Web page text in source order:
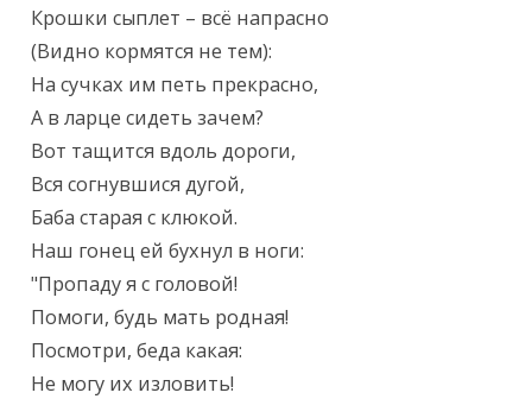
Крошки сыплет – всё напрасно
(Видно кормятся не тем):
На сучках им петь прекрасно,
А в ларце сидеть зачем?
Вот тащится вдоль дороги,
Вся согнувшися дугой,
Баба старая с клюкой.
Наш гонец ей бухнул в ноги:
"Пропаду я с головой!
Помоги, будь мать родная!
Посмотри, беда какая:
Не могу их изловить!